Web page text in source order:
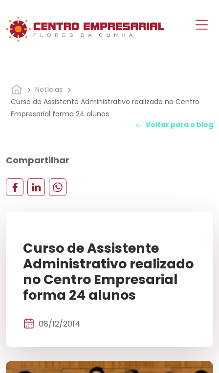
Notícias
Curso de Assistente Administrativo realizado no Centro
Empresarial forma 24 alunos
Voltar para o blog
Compartilhar
Curso de Assistente
Administrativo realizado
no Centro Empresarial
forma 24 alunos
08/12/2014